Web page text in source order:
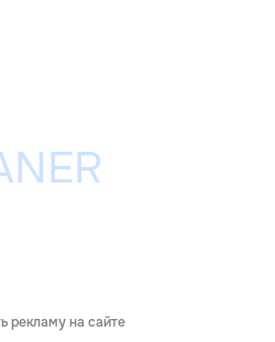
рекламу на сайте